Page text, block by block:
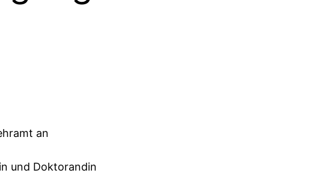
an
und Doktorandin